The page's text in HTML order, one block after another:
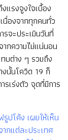
แรงจูงใจเบื้อง
องจากทุกคนทั่ว
รจะประเมินวันที่
กความไม่แน่นอน
บต่าง ๆ รวมถึง
นั้นโควิด 19 ก็
เร่งตัว จุดที่มีการ
ปโค้ง เผยให้เห็น
ากแต่ละประเทศ